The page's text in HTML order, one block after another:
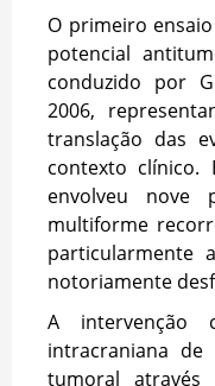
O primeiro
potencial
conduzido por
2006,
translação das
contexto
envolveu nove
multiforme
particularmente
notoriamente
A intervenção
intracraniana de
tumoral